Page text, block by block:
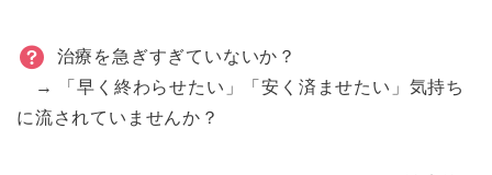
治療を急ぎすぎていないか？
→ 「早く終わらせたい」「安く済ませたい」気持ち
に流されていませんか？